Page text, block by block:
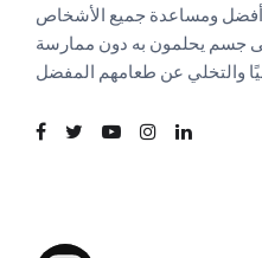
أفضل ومساعدة جميع الأشخاص
جسم يحلمون به دون ممارسة
والتخلي عن طعامهم المفضل